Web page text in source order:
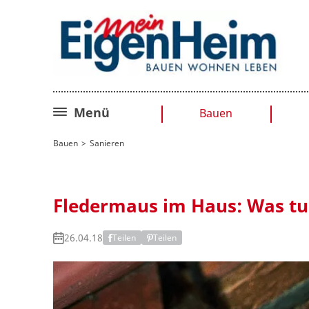
Menü Bauen
Sanieren
Bauen Sanieren
Fledermaus im Haus: Was
26.04.18 Teilen Teilen